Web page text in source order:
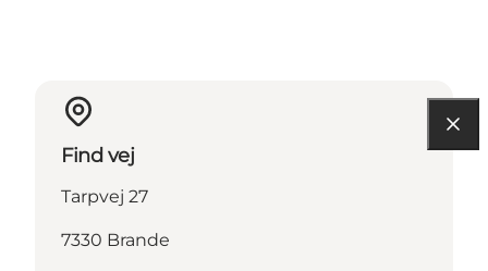
Find vej
Tarpvej 27
7330 Brande